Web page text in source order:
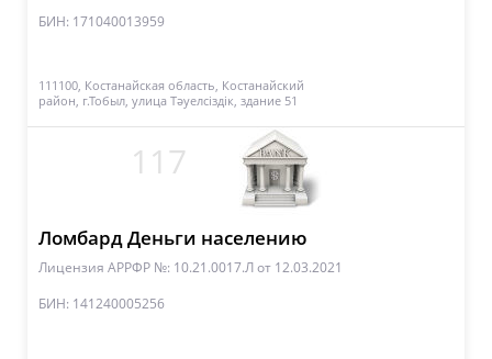
БИН: 171040013959
111100, Костанайская область, Костанайский
район, г.Тобыл, улица Тәуелсіздік, здание 51
117
Ломбард Деньги населению
Лицензия АРРФР №: 10.21.0017.Лот 12.03.2021
БИН: 141240005256